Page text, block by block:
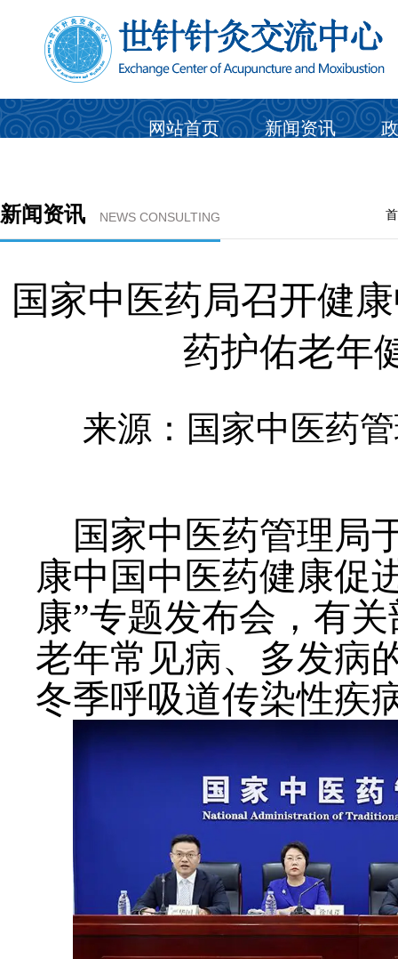
网站首页 新闻资讯
新闻资讯 NEWS CONSULTING
国家中医药局召开健
药护佑老年
来源：国家中医药
国家中医药管理局
康中国中医药健康促
康”专题发布会，有
老年常见病、多发病
冬季呼吸道传染性疾